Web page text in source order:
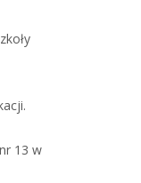
13 w